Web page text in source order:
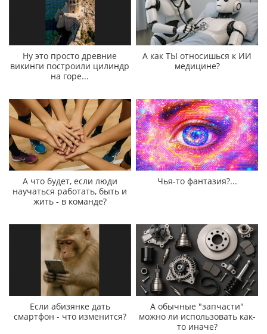
Ну это просто древние
викинги построили цилиндр
на горе...
А как ТЫ относишься к ИИ
медицине?
А что будет, если люди
научаться работать, быть и
жить - в команде?
Чья-то фантазия?...
Если абизянке дать
смартфон - что изменится?
А обычные "запчасти"
можно ли использовать как-
то иначе?